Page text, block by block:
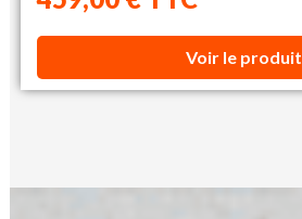
Voir le produit